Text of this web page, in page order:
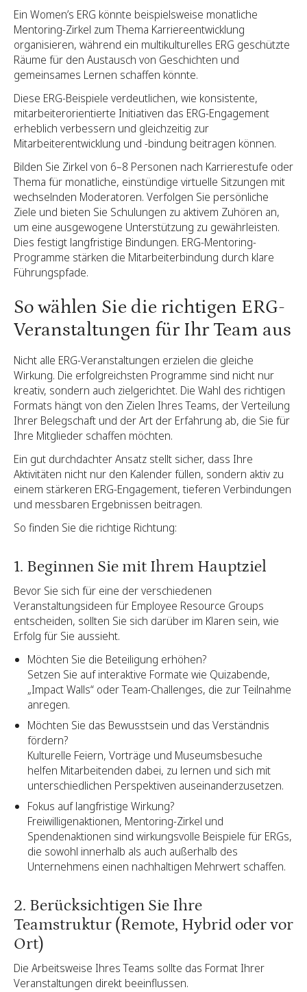
Ein Women’s ERG könnte beispielsweise monatliche
Mentoring-Zirkel zum Thema Karriereentwicklung
organisieren, während ein multikulturelles ERG geschützte
Räume für den Austausch von Geschichten und
gemeinsames Lernen schaffen könnte.
Diese ERG-Beispiele verdeutlichen, wie konsistente,
mitarbeiterorientierte Initiativen das ERG-Engagement
erheblich verbessern und gleichzeitig zur
Mitarbeiterentwicklung und -bindung beitragen können.
Bilden Sie Zirkel von 6–8 Personen nach Karrierestufe oder
Thema für monatliche, einstündige virtuelle Sitzungen mit
wechselnden Moderatoren. Verfolgen Sie persönliche
Ziele und bieten Sie Schulungen zu aktivem Zuhören an,
um eine ausgewogene Unterstützung zu gewährleisten.
Dies festigt langfristige Bindungen. ERG-Mentoring-
Programme stärken die Mitarbeiterbindung durch klare
Führungspfade.
So wählen Sie die richtigen ERG-
Veranstaltungen für Ihr Team aus
Nicht alle ERG-Veranstaltungen erzielen die gleiche
Wirkung. Die erfolgreichsten Programme sind nicht nur
kreativ, sondern auch zielgerichtet. Die Wahl des richtigen
Formats hängt von den Zielen Ihres Teams, der Verteilung
Ihrer Belegschaft und der Art der Erfahrung ab, die Sie für
Ihre Mitglieder schaffen möchten.
Ein gut durchdachter Ansatz stellt sicher, dass Ihre
Aktivitäten nicht nur den Kalender füllen, sondern aktiv zu
einem stärkeren ERG-Engagement, tieferen Verbindungen
und messbaren Ergebnissen beitragen.
So finden Sie die richtige Richtung:
1. Beginnen Sie mit Ihrem Hauptziel
Bevor Sie sich für eine der verschiedenen
Veranstaltungsideen für Employee Resource Groups
entscheiden, sollten Sie sich darüber im Klaren sein, wie
Erfolg für Sie aussieht.
Möchten Sie die Beteiligung erhöhen?
Setzen Sie auf interaktive Formate wie Quizabende,
„Impact Walls“ oder Team-Challenges, die zur Teilnahme
anregen.
Möchten Sie das Bewusstsein und das Verständnis
fördern?
Kulturelle Feiern, Vorträge und Museumsbesuche
helfen Mitarbeitenden dabei, zu lernen und sich mit
unterschiedlichen Perspektiven auseinanderzusetzen.
Fokus auf langfristige Wirkung?
Freiwilligenaktionen, Mentoring-Zirkel und
Spendenaktionen sind wirkungsvolle Beispiele für ERGs,
die sowohl innerhalb als auch außerhalb des
Unternehmens einen nachhaltigen Mehrwert schaffen.
2. Berücksichtigen Sie Ihre
Teamstruktur (Remote, Hybrid oder vor
Ort)
Die Arbeitsweise Ihres Teams sollte das Format Ihrer
Veranstaltungen direkt beeinflussen.